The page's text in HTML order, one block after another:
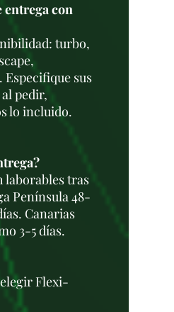
entrega con
turbo,
sus
pedir,
lo incluido.
laborables tras
Península 48-
Canarias
3-5 días.
Flexi-